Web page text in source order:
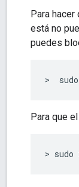
Para
está no
puedes
>
Para que
>